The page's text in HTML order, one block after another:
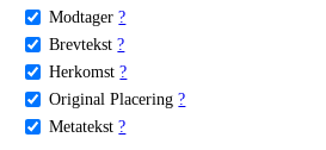
Modtager ?
Brevtekst ?
Herkomst ?
Original Placering ?
Metatekst ?